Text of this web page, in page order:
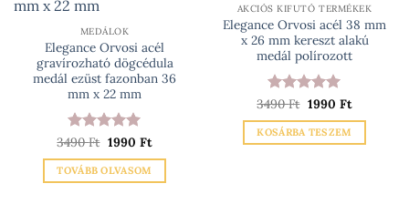
ki
MEDÁLOK
Elegance Orvosi acél
gravírozható dögcédula
medál ezüst fazonban 36
mm x 22 mm
Értékelés:5
/ 5
3490Ft Original
price
was:
3490 Ft.
1990 FtCurrent
is:
TOVÁBB OLVASOM
AKCIÓS KIFUTÓ TERMÉKEK
Elegance Orvosi acél 38 mm
x 26 mm kereszt alakú
medál polírozott
Értékelés:5
/ 5
3490Ft Original
price
was:
3490 Ft.
1990 FtCurrent
is:
KOSÁRBA TESZEM